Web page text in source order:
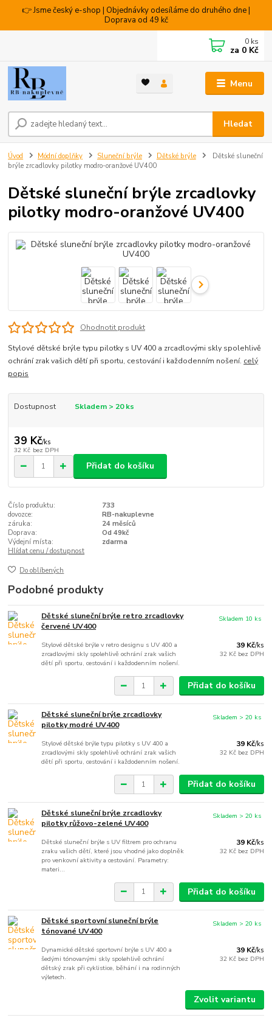
👉 Jsme český e-shop | Objednávky odesíláme do druhého dne |
Doprava od 49 kč
Menu
Hledat
0 ks
za 0 Kč
Úvod Módní doplňky Sluneční brýle Dětské brýle
Dětské sluneční
brýle zrcadlovky pilotky modro-oranžové UV400
Dětské sluneční brýle zrcadlovky
pilotky modro-oranžové UV400
Ohodnotit produkt
Stylové dětské brýle typu pilotky s UV 400 a zrcadlovými skly spolehlivě
ochrání zrak vašich dětí při sportu, cestování i každodenním nošení. celý
popis
Dostupnost Skladem > 20 ks
39 Kč/ks
32 Kč bez DPH
Přidat do košíku
Číslo produktu:
733
dovozce:
RB-nakuplevne
záruka:
24 měsíců
Doprava:
Od 49kč
Výdejní místa:
zdarma
Hlídat cenu / dostupnost
Do oblíbených
Podobné produkty
Dětské sluneční brýle retro zrcadlovky
červené UV400
Stylové dětské brýle v retro designu s UV 400 a
zrcadlovými skly spolehlivě ochrání zrak vašich
dětí při sportu, cestování i každodenním nošení.
39 Kč/ks
32 Kč bez DPH
Skladem 10 ks
Přidat do košíku
Dětské sluneční brýle zrcadlovky
pilotky modré UV400
Stylové dětské brýle typu pilotky s UV 400 a
zrcadlovými skly spolehlivě ochrání zrak vašich
dětí při sportu, cestování i každodenním nošení.
39 Kč/ks
32 Kč bez DPH
Skladem > 20 ks
Přidat do košíku
Dětské sluneční brýle zrcadlovky
pilotky růžovo-zelené UV400
Dětské sluneční brýle s UV filtrem pro ochranu
zraku vašich dětí, které jsou vhodné jako doplněk
pro venkovní aktivity a cestování. Parametry:
materi...
39 Kč/ks
32 Kč bez DPH
Skladem > 20 ks
Přidat do košíku
Dětské sportovní sluneční brýle
tónované UV400
Dynamické dětské sportovní brýle s UV 400 a
šedými tónovanými skly spolehlivě ochrání
dětský zrak při cyklistice, běhání i na rodinných
výletech.
39 Kč/ks
32 Kč bez DPH
Skladem > 20 ks
Zvolit variantu